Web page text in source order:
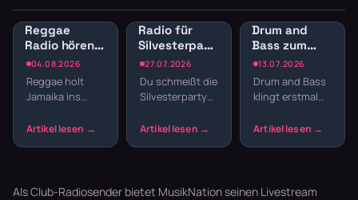
04.08.2026
Reggae
Radio hören:
Jamaican
Vibes und
Dancehall
Reggae holt
Jamaika ins
Der entspannte
schaffen U…
27.07.2026
Radio für
Silvesterparty:
Die besten
Sender für
den
Jahreswechsel
Du schmeißt die
Silvesterparty
den ganzen
läuft dur…
13.07.2026
Drum and
Bass zum
Lernen:
Konzentration
durch
schnelle
Drum and Bass
klingt erstmal
nicht nach
Breaks oh…
Als Club-Radiosender bietet MusikNation seinen Livestream